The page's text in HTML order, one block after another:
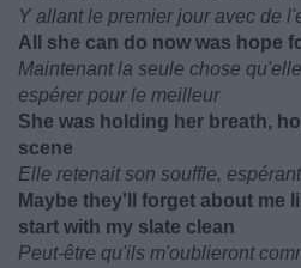
Y allant le premier jour avec de
All she can do now was hope
Maintenant la seule chose
espérer pour le meilleur
She was holding her breath,
scene
Elle retenait son souffle,
Maybe they'll forget about me
start with my slate clean
Peut-être qu'ils m'oublieront